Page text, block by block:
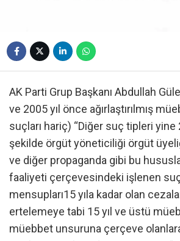
AK Parti Grup Başkanı Abdullah
ve 2005 yıl önce ağırlaştırılmış
suçları hariç) “Diğer suç tipleri
şekilde örgüt yöneticiliği örgüt
ve diğer propaganda gibi bu
faaliyeti çerçevesindeki işlenen
mensupları15 yıla kadar olan
ertelemeye tabi 15 yıl ve üstü
müebbet unsuruna çerçeve